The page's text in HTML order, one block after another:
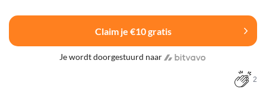
Claim je €10 gratis
Je wordt doorgestuurd naar
2